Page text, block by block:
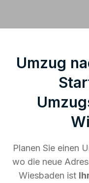
Umzug
Planen Sie einen
wo die neue
Wiesbaden ist